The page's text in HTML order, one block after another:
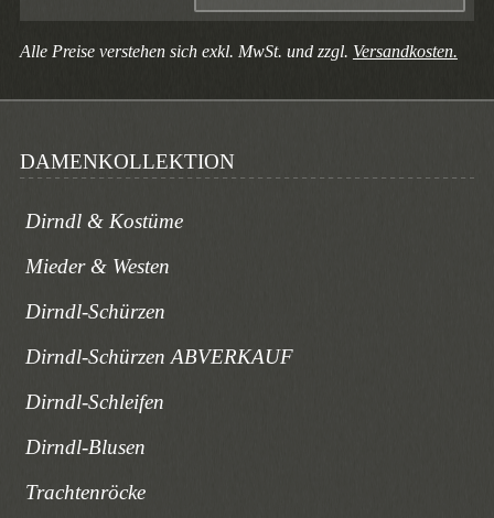
Alle Preise verstehen sich exkl. MwSt. und zzgl. Versandkosten.
DAMENKOLLEKTION
Dirndl & Kostüme
Mieder & Westen
Dirndl-Schürzen
Dirndl-Schürzen ABVERKAUF
Dirndl-Schleifen
Dirndl-Blusen
Trachtenröcke